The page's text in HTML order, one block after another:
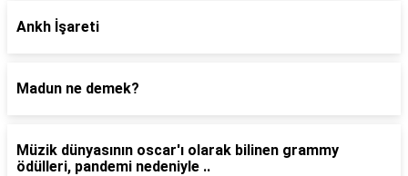
Ankh İşareti
Madun ne demek?
Müzik dünyasının oscar'ı olarak bilinen grammy
ödülleri, pandemi nedeniyle ..